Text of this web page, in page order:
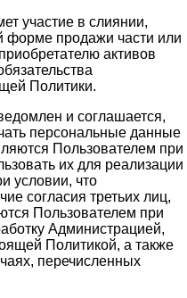
участие в слиянии,
форме продажи части или
активов
Политики.
и соглашается,
персональные данные
Пользователем при
их для реализации
условии, что
согласия третьих лиц,
Пользователем при
Администрацией,
Политикой, а также
перечисленных